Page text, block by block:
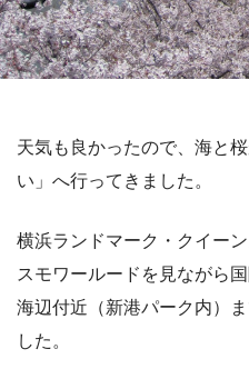
天気も良かったので、海と
い」へ行ってきました。
横浜ランドマーク・クイー
スモワールードを見ながら
海辺付近（新港パーク内）
した。